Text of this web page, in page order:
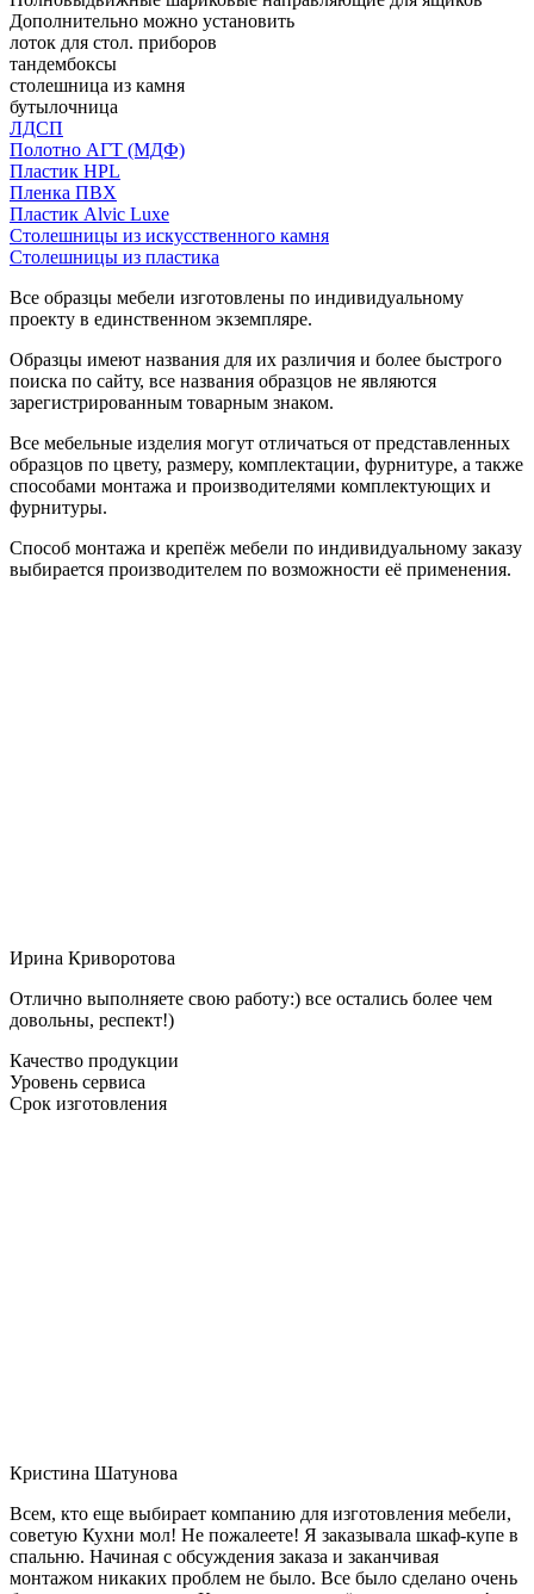
Дополнительно можно установить
лоток для стол. приборов
тандембоксы
столешница из камня
бутылочница
ЛДСП
Полотно АГТ (МДФ)
Пластик HPL
Пленка ПВХ
Пластик Alvic Luxe
Столешницы из искусственного камня
Столешницы из пластика
Все образцы мебели изготовлены по индивидуальному
проекту в единственном экземпляре.
Образцы имеют названия для их различия и более быстрого
поиска по сайту, все названия образцов не являются
зарегистрированным товарным знаком.
Все мебельные изделия могут отличаться от представленных
образцов по цвету, размеру, комплектации, фурнитуре, а также
способами монтажа и производителями комплектующих и
фурнитуры.
Способ монтажа и крепёж мебели по индивидуальному заказу
выбирается производителем по возможности её применения.
Ирина Криворотова
Отлично выполняете свою работу:) все остались более чем
довольны, респект!)
Качество продукции
Уровень сервиса
Срок изготовления
Кристина Шатунова
Всем, кто еще выбирает компанию для изготовления мебели,
советую Кухни мол! Не пожалеете! Я заказывала шкаф-купе в
спальню. Начиная с обсуждения заказа и заканчивая
монтажом никаких проблем не было. Все было сделано очень